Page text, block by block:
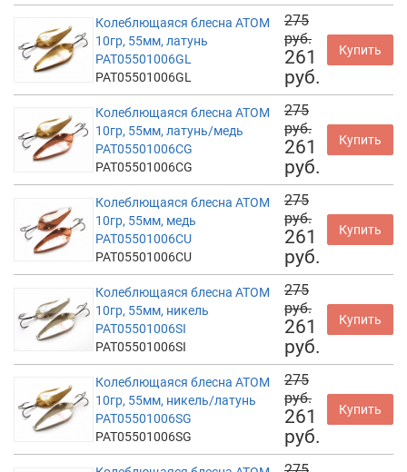
Колеблющаяся блесна АТОМ
10гр, 55мм, латунь
PAT05501006GL
PAT05501006GL
275
руб.
261
руб.
Купить
Колеблющаяся блесна АТОМ
10гр, 55мм, латунь/медь
PAT05501006CG
PAT05501006CG
275
руб.
261
руб.
Купить
Колеблющаяся блесна АТОМ
10гр, 55мм, медь
PAT05501006CU
PAT05501006CU
275
руб.
261
руб.
Купить
Колеблющаяся блесна АТОМ
10гр, 55мм, никель
PAT05501006SI
PAT05501006SI
275
руб.
261
руб.
Купить
Колеблющаяся блесна АТОМ
10гр, 55мм, никель/латунь
PAT05501006SG
PAT05501006SG
275
руб.
261
руб.
Купить